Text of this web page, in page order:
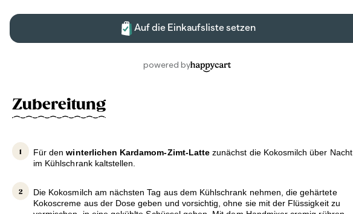
Zubereitung
Für denwinterlichen Kardamom-Zimt-Latte zunächst die Kokosmilch über Nacht
im Kühlschrank kaltstellen.
Die Kokosmilch am nächsten Tag aus dem Kühlschrank nehmen, die gehärtete
Kokoscreme aus der Dose geben und vorsichtig, ohne sie mit der Flüssigkeit zu